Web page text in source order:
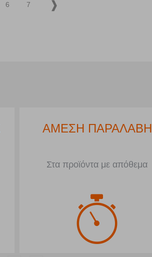
6 7
ΑΜΕΣΗ ΠΑΡΑΛΑΒΗ
Στα προϊόντα με απόθεμα